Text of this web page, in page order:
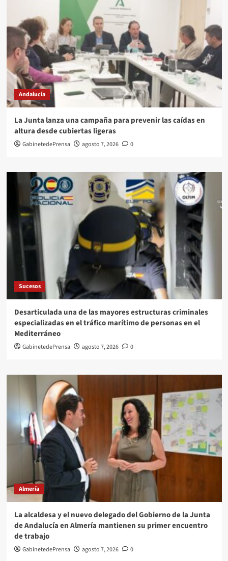
Andalucía
La Junta lanza una campaña para prevenir las caídas en
altura desde cubiertas ligeras
GabinetedePrensa agosto 7, 2026 0
Sucesos
Desarticulada una de las mayores estructuras criminales
especializadas en el tráfico marítimo de personas en el
Mediterráneo
GabinetedePrensa agosto 7, 2026 0
Almería
La alcaldesa y el nuevo delegado del Gobierno de la Junta
de Andalucía en Almería mantienen su primer encuentro
de trabajo
GabinetedePrensa agosto 7, 2026 0